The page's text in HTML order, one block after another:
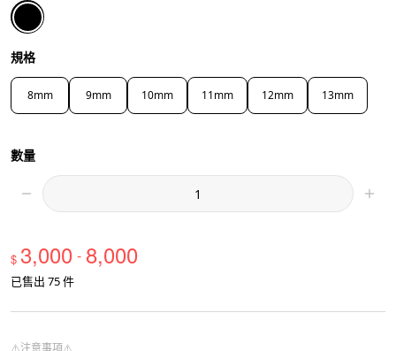
規格
8mm 9mm 10mm 11mm 12mm 13mm
數量
$ 3,000 - 8,000
已售出 75 件
⚠️注意事項⚠️